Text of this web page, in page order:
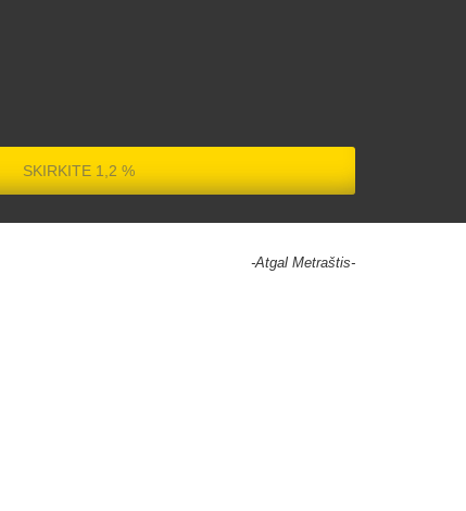
SKIRKITE 1,2 %
-Atgal Metraštis-